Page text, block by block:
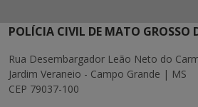
POLÍCIA CIVIL DE MATO GROSSO
Rua Desembargador Leão Neto do
Jardim Veraneio - Campo Grande | MS
CEP 79037-100